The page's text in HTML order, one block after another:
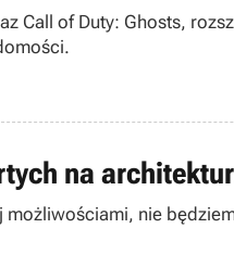
of Duty: Ghosts,
na
nie